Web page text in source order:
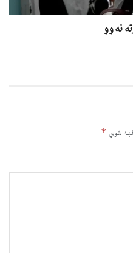
نه وو
نښه شوي *